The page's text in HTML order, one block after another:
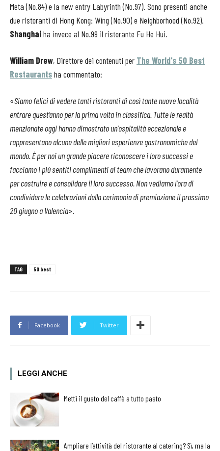
Meta (No.84) e la new entry Labyrinth (No.97). Sono presenti anche
due ristoranti di Hong Kong: Wing (No.90) e Neighborhood (No.92).
Shanghaiha invece al No.99 il ristorante Fu He Hui.
William Drew, Direttore dei contenuti per The World's 50 Best
Restaurantsha commentato:
«Siamo felici di vedere tanti ristoranti di così tante nuove località
entrare quest’anno per la prima volta in classifica. Tutte le realtà
menzionate oggi hanno dimostrato un'ospitalità eccezionale e
rappresentano alcune delle migliori esperienze gastronomiche del
mondo. È per noi un grande piacere riconoscere i loro successi e
facciamo i più sentiti complimenti ai team che lavorano duramente
per costruire e consolidare il loro successo. Non vediamo l'ora di
condividere le celebrazioni della cerimonia di premiazione il prossimo
20 giugno a Valencia».
TAG 50 best
Facebook Twitter
LEGGI ANCHE
Metti il gusto del caffè a tutto pasto
Ampliare l’attività del ristorante al catering? Sì, ma la